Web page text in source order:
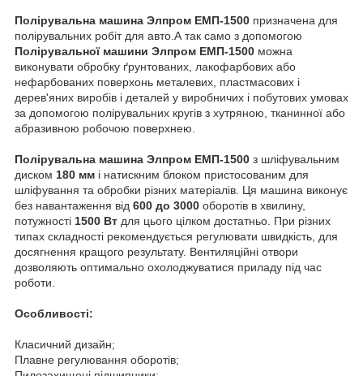
Полірувальна машина Элпром ЕМП-1500 призначена для
полірувальних робіт для авто.А так само з допомогою
Полірувальної машини Элпром ЕМП-1500 можна
виконувати обробку ґрунтованих, лакофарбових або
нефарбованих поверхонь металевих, пластмасових і
дерев'яних виробів і деталей у виробничих і побутових умовах
за допомогою полірувальних кругів з хутряною, тканинної або
абразивною робочою поверхнею.
Полірувальна машина Элпром ЕМП-1500 з шліфувальним
диском 180 мм і натискним блоком пристосованим для
шліфування та обробки різних матеріалів. Ця машина виконує
без навантаження від 600 до 3000 оборотів в хвилину,
потужності 1500 Вт для цього цілком достатньо. При різних
типах складності рекомендується регулювати швидкість, для
досягнення кращого результату. Вентиляційні отвори
дозволяють оптимально охолоджуватися приладу під час
роботи.
Особливості:
Класичний дизайн;
Плавне регулювання оборотів;